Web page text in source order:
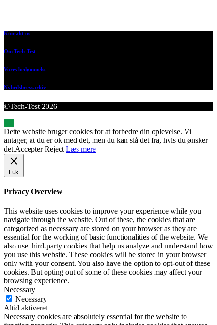
Kontakt os
Om Tech-Test
Vores bedømmelse
Nyhedsbrevsarkiv
©Tech-Test 2026
Dette website bruger cookies for at forbedre din oplevelse. Vi
antager, at du er ok med det, men du kan slå det fra, hvis du ønsker
det.Accepter Reject Læs mere
Luk
Privacy Overview
This website uses cookies to improve your experience while you
navigate through the website. Out of these, the cookies that are
categorized as necessary are stored on your browser as they are
essential for the working of basic functionalities of the website. We
also use third-party cookies that help us analyze and understand how
you use this website. These cookies will be stored in your browser
only with your consent. You also have the option to opt-out of these
cookies. But opting out of some of these cookies may affect your
browsing experience.
Necessary
Necessary
Altid aktiveret
Necessary cookies are absolutely essential for the website to